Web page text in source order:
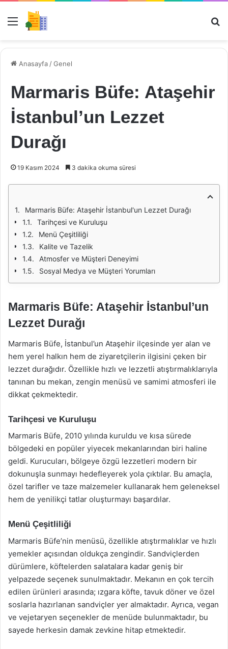
Menü
Anasayfa /Genel
Marmaris Büfe: Ataşehir
İstanbul’un Lezzet
Durağı
19 Kasım 2024 3 dakika okuma süresi
Marmaris Büfe: Ataşehir İstanbul'un Lezzet Durağı
Tarihçesi ve Kuruluşu
Menü Çeşitliliği
Kalite ve Tazelik
Atmosfer ve Müşteri Deneyimi
Sosyal Medya ve Müşteri Yorumları
Marmaris Büfe: Ataşehir İstanbul’un
Lezzet Durağı
Marmaris Büfe, İstanbul’un Ataşehir ilçesinde yer alan ve
hem yerel halkın hem de ziyaretçilerin ilgisini çeken bir
lezzet durağıdır. Özellikle hızlı ve lezzetli atıştırmalıklarıyla
tanınan bu mekan, zengin menüsü ve samimi atmosferi ile
dikkat çekmektedir.
Tarihçesi ve Kuruluşu
Marmaris Büfe, 2010 yılında kuruldu ve kısa sürede
bölgedeki en popüler yiyecek mekanlarından biri haline
geldi. Kurucuları, bölgeye özgü lezzetleri modern bir
dokunuşla sunmayı hedefleyerek yola çıktılar. Bu amaçla,
özel tarifler ve taze malzemeler kullanarak hem geleneksel
hem de yenilikçi tatlar oluşturmayı başardılar.
Menü Çeşitliliği
Marmaris Büfe’nin menüsü, özellikle atıştırmalıklar ve hızlı
yemekler açısından oldukça zengindir. Sandviçlerden
dürümlere, köftelerden salatalara kadar geniş bir
yelpazede seçenek sunulmaktadır. Mekanın en çok tercih
edilen ürünleri arasında; ızgara köfte, tavuk döner ve özel
soslarla hazırlanan sandviçler yer almaktadır. Ayrıca, vegan
ve vejetaryen seçenekler de menüde bulunmaktadır, bu
sayede herkesin damak zevkine hitap etmektedir.